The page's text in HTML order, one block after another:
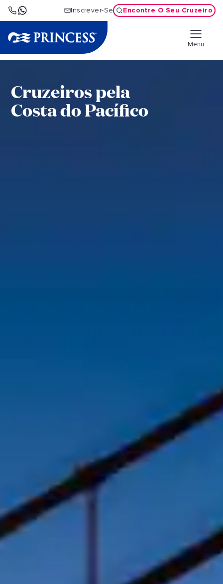
Inscrever-Se Encontre O Seu Cruzeiro
Menu
Cruzeiros pela
Costa do Pacífico